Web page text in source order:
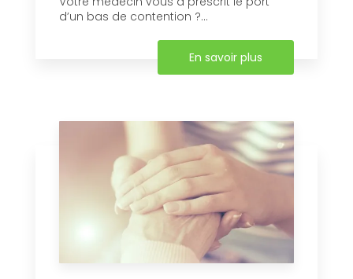
d’un bas de contention ?...
En savoir plus